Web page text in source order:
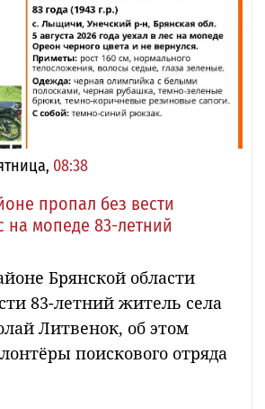
08:38
пропал без вести
на мопеде 83-летний
Брянской области
83-летний житель села
Литвенок, об этом
поискового отряда